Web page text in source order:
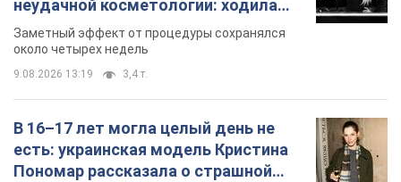
неудачной косметологии: ходила
так почти месяц
Заметный эффект от процедуры сохранялся
около четырех недель
9.08.2026 13:19 3,4 т.
В 16–17 лет могла целый день не
есть: украинская модель Кристина
Пономар рассказала о страшной